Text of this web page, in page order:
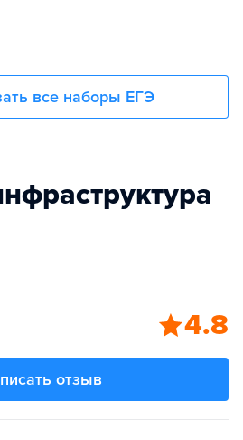
все наборы ЕГЭ
4.8
отзыв